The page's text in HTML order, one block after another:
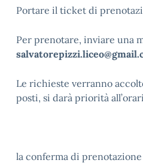
Portare il ticket di
Per prenotare, inviare
Le richieste verranno
posti, si darà priorità
la conferma di